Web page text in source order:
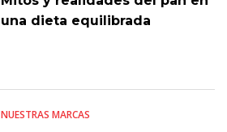
una dieta equilibrada
NUESTRAS MARCAS